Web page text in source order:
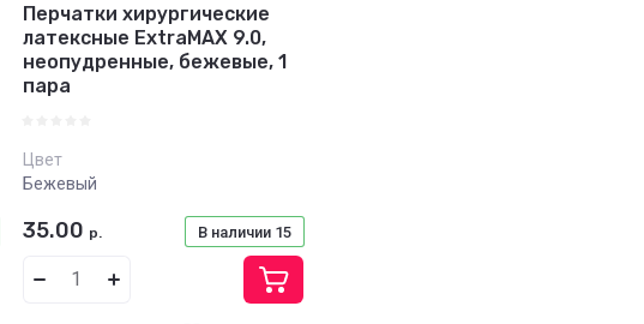
Перчатки хирургические
латексные ExtraMAX 9.0,
неопудренные, бежевые, 1
пара
Цвет
Бежевый
В наличии 15
35.00 р.